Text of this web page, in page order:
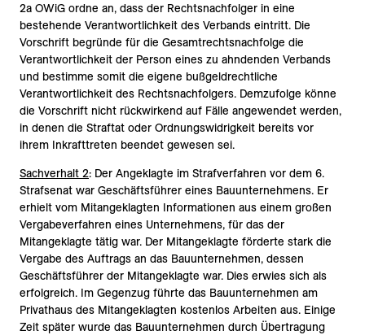
2a OWiG ordne an, dass der Rechtsnachfolger in eine
bestehende Verantwortlichkeit des Verbands eintritt. Die
Vorschrift begründe für die Gesamtrechtsnachfolge die
Verantwortlichkeit der Person eines zu ahndenden Verbands
und bestimme somit die eigene bußgeldrechtliche
Verantwortlichkeit des Rechtsnachfolgers. Demzufolge könne
die Vorschrift nicht rückwirkend auf Fälle angewendet werden,
in denen die Straftat oder Ordnungswidrigkeit bereits vor
ihrem Inkrafttreten beendet gewesen sei.
Sachverhalt 2: Der Angeklagte im Strafverfahren vor dem 6.
Strafsenat war Geschäftsführer eines Bauunternehmens. Er
erhielt vom Mitangeklagten Informationen aus einem großen
Vergabeverfahren eines Unternehmens, für das der
Mitangeklagte tätig war. Der Mitangeklagte förderte stark die
Vergabe des Auftrags an das Bauunternehmen, dessen
Geschäftsführer der Mitangeklagte war. Dies erwies sich als
erfolgreich. Im Gegenzug führte das Bauunternehmen am
Privathaus des Mitangeklagten kostenlos Arbeiten aus. Einige
Zeit später wurde das Bauunternehmen durch Übertragung